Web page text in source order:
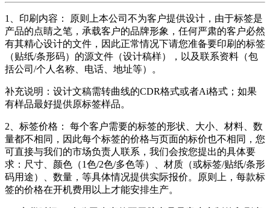
1、印刷内容： 原则上本公司不为客户提供设计，由于标签是
产品的点睛之笔，承载客户的品牌形象，任何严肃的客户必然
有其精心设计的文件，因此正常情况下请您准备要印刷的标签
（贴纸/条形码）的源文件（设计稿样），以及联系资料（包
括公司/个人名称、电话、地址等）。
补充说明：设计文稿需转曲线的CDR格式或者Ai格式；如果
有样品最好提供原标签样品。
2、标签价格： 每个客户需要的标签的形状、大小、材料、数
量都不相同，因此每个标签的价格与页面的标价也不相同，您
可直接与我们的市场负责人联系，我们会按您提出的具体要
求：尺寸、颜色（1色/2色/多色等）、材质（或标签/贴纸/条形
码用途）、数量，等具体情况提供实际报价。原则上，每款标
签的价格在开机费用以上才能安排生产。